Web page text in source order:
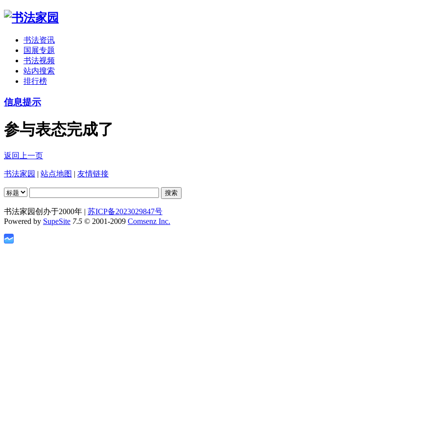
书法资讯
国展专题
书法视频
站内搜索
排行榜
信息提示
参与表态完成了
返回上一页
书法家园 | 站点地图 | 友情链接
书法家园创办于2000年 | 苏ICP备2023029847号
Powered by SupeSite 7.5 © 2001-2009 Comsenz Inc.